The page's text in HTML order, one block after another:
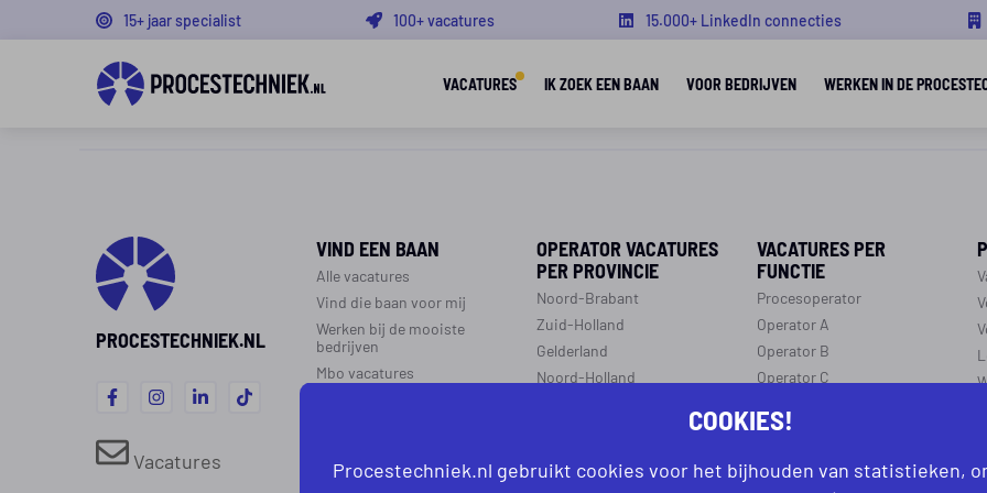
15+ jaar specialist 100+ vacatures 15.000+ LinkedIn connecties
VACATURES IK ZOEK EEN BAAN VOOR BEDRIJVEN WERKEN IN DE
PROCESTECHNIEK.NL
Vacatures
VIND EEN BAAN
Alle vacatures
Vind die baan voor mij
Werken bij de mooiste
bedrijven
Mbo vacatures
Over de procestechniek
OPERATOR VACATURES
PER PROVINCIE
Noord-Brabant
Zuid-Holland
Gelderland
Noord-Holland
Limburg
VACATURES PER
FUNCTIE
Procesoperator
Operator A
Operator B
Operator C
Monteur
COOKIES!
Procestechniek.nl gebruikt cookies voor het bijhouden van statistieken,